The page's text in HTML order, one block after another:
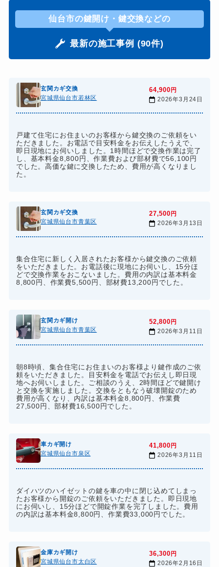
仙台市の鍵開け・鍵交換などの
最新の施工事例 (90件)
玄関カギ交換
宮城県仙台市若林区
64,900 円
2026年3月24日
戸建て住宅にお住まいのお客様から鍵交換のご依頼をい
ただきました。お電話で目安料金をお伝えしたうえで、
即日現地にお伺いしました。1時間ほどで交換作業は完了
し、基本料金8,800円、作業費および部材費で56,100円
でした。高価な鍵に交換したため、費用が高くなりまし
た。
玄関カギ交換
宮城県仙台市青葉区
27,500 円
2026年3月13日
集合住宅に新しく入居されたお客様から鍵交換のご依頼
をいただきました。お電話後に現地にお伺いし、15分ほ
どで交換作業をおこないました。費用の内訳は基本料金
8,800円、作業費5,500円、部材費13,200円でした。
玄関カギ開け
宮城県仙台市青葉区
52,800 円
2026年3月11日
朝8時頃、集合住宅にお住まいのお客様より鍵作成のご依
頼をいただきました。目安料金を電話でお伝えし即日現
地へお伺いしました。ご相談のうえ、2時間ほどで鍵開け
と交換を実施しました。交換をともなう破壊開錠のため
費用が高くなり、内訳は基本料金8,800円、作業費
27,500円、部材費16,500円でした。
車カギ開け
宮城県仙台市泉区
41,800 円
2026年3月11日
ダイハツのハイゼットの鍵を車の中に閉じ込めてしまっ
たお客様から開錠のご依頼をいただきました。即日現地
にお伺いし、15分ほどで開錠作業を完了しました。費用
の内訳は基本料金8,800円、作業費33,000円でした。
金庫カギ開け
宮城県仙台市太白区
36,300 円
2026年2月16日